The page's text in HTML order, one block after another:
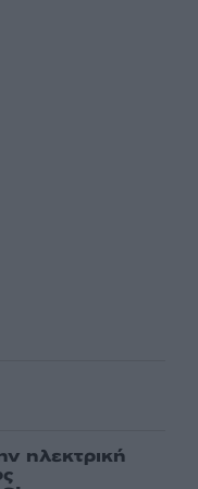
ηλεκτρική